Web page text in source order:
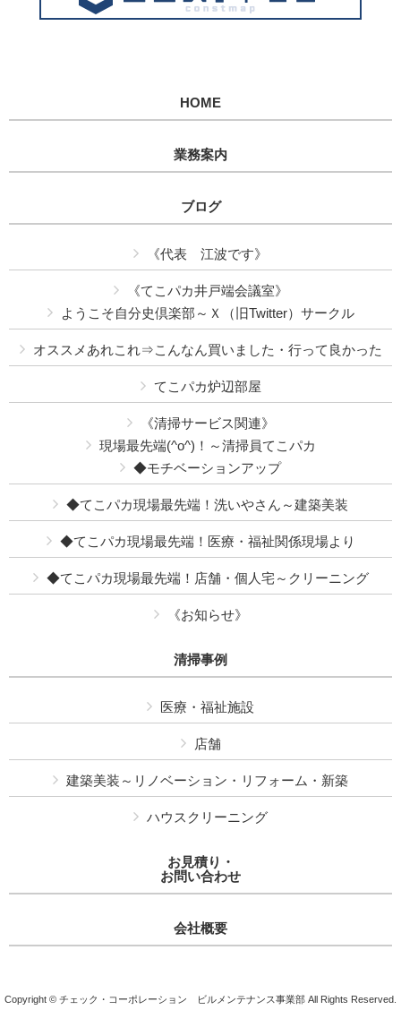
HOME
業務案内
ブログ
《代表 江波です》
《てこパカ井戸端会議室》
ようこそ自分史倶楽部～Ｘ（旧Twitter）サークル
オススメあれこれ⇒こんなん買いました・行って良かった
てこパカ炉辺部屋
《清掃サービス関連》
現場最先端(^o^)！～清掃員てこパカ
◆モチベーションアップ
◆てこパカ現場最先端！洗いやさん～建築美装
◆てこパカ現場最先端！医療・福祉関係現場より
◆てこパカ現場最先端！店舗・個人宅～クリーニング
《お知らせ》
清掃事例
医療・福祉施設
店舗
建築美装～リノベーション・リフォーム・新築
ハウスクリーニング
お見積り・
お問い合わせ
会社概要
Copyright © チェック・コーポレーション ビルメンテナンス事業部 All Rights Reserved.